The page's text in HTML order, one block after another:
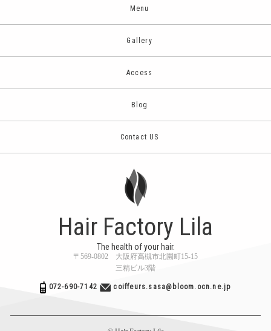
Menu
Gallery
Access
Blog
Contact US
Hair Factory Lila
The health of your hair.
〒569-0802 大阪府高槻市北園町15-15
三精ビル3階
072-690-7142 coiffeurs.sasa@bloom.ocn.ne.jp